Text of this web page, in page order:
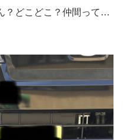
？どこどこ？仲間って…